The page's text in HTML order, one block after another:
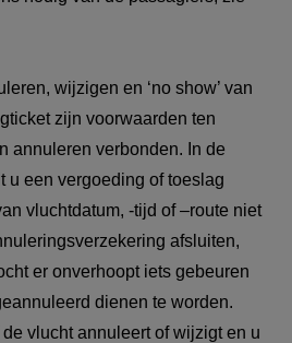
wijzigen en ‘no show’ van
zijn voorwaarden ten
annuleren verbonden. In de
u een vergoeding of toeslag
vluchtdatum, -tijd of –route niet
afsluiten,
er onverhoopt iets gebeuren
dienen te worden.
vlucht annuleert of wijzigt en u